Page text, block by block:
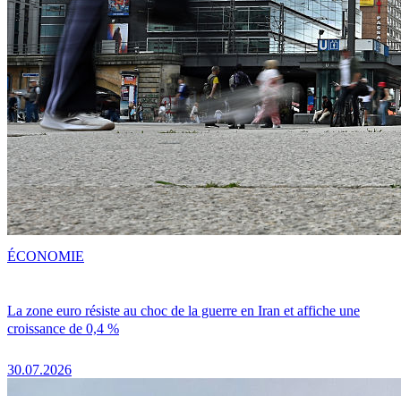
La zone euro résiste au choc de la guerre en Iran et affiche une
croissance de 0,4 %
30.07.2026
ÉCONOMIE